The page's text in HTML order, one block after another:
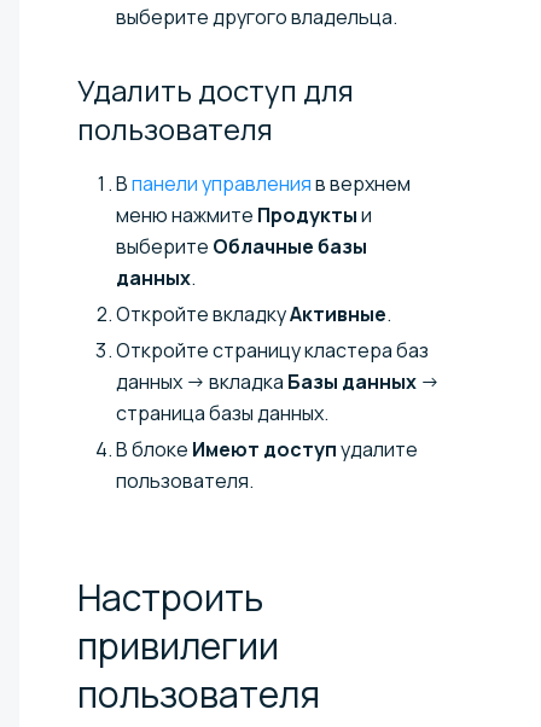
выберите другого владельца.
Удалить доступ для
пользователя
Впанели управленияв верхнем
меню нажмите Продуктыи
выберите Облачные базы
данных.
Откройте вкладкуАктивные.
Откройте страницу кластера баз
данных → вкладка Базы данных →
страница базы данных.
В блоке Имеют доступудалите
пользователя.
Настроить
привилегии
пользователя